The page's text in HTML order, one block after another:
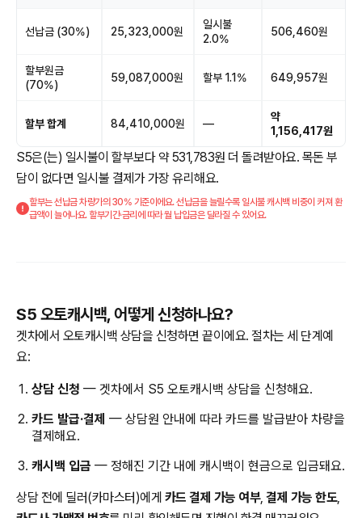
선납금 (30%) 25,323,000원
일시불
2.0%
506,460원
할부원금
(70%)
59,087,000원 할부 1.1% 649,957원
할부 합계 84,410,000원 —
약
1,156,417원
S5은(는) 일시불이 할부보다 약 531,783원 더 돌려받아요. 목돈 부
담이 없다면 일시불 결제가 가장 유리해요.
할부는 선납금 차량가의 30% 기준이에요. 선납금을 늘릴수록 일시불 캐시백 비중이 커져 환
급액이 늘어나요. 할부기간·금리에 따라 월 납입금은 달라질 수 있어요.
S5 오토캐시백, 어떻게 신청하나요?
겟차에서 오토캐시백 상담을 신청하면 끝이에요. 절차는 세 단계예
요:
상담 신청 — 겟차에서 S5 오토캐시백 상담을 신청해요.
카드 발급·결제 — 상담원 안내에 따라 카드를 발급받아 차량을
결제해요.
캐시백 입금 — 정해진 기간 내에 캐시백이 현금으로 입금돼요.
상담 전에 딜러(카마스터)에게 카드 결제 가능 여부, 결제 가능 한도,